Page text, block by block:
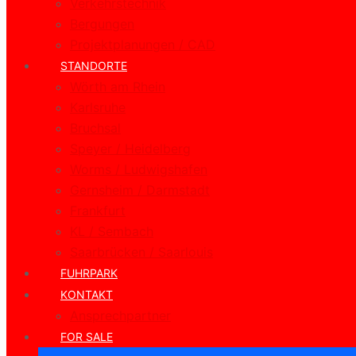
Verkehrstechnik
Bergungen
Projektplanungen / CAD
STANDORTE
Wörth am Rhein
Karlsruhe
Bruchsal
Speyer / Heidelberg
Worms / Ludwigshafen
Gernsheim / Darmstadt
Frankfurt
KL / Sembach
Saarbrücken / Saarlouis
FUHRPARK
KONTAKT
Ansprechpartner
FOR SALE